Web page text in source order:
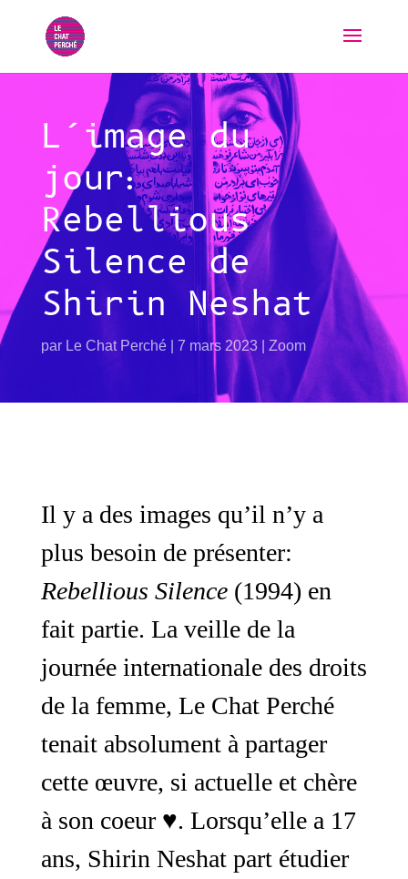
L’image du
jour:
Rebellious
Silence de
Shirin Neshat
par Le Chat Perché 7 mars 2023 Zoom
Il y a des images qu’il n’y a
plus besoin de présenter:
Rebellious Silence(1994) en
fait partie. La veille de la
journée internationale des droits
de la femme, Le Chat Perché
tenait absolument à partager
cette œuvre, si actuelle et chère
à son coeur ♥️. Lorsqu’elle a 17
ans, Shirin Neshat part étudier